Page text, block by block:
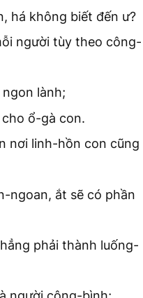
há không biết đến ư?
người tùy theo công-
lành;
ổ-gà con.
nơi linh-hồn con cũng
ngoan, ắt sẽ có phần
phải thành luống-